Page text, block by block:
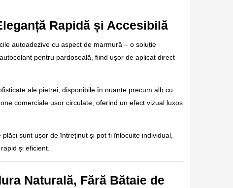
Rapidă și Accesibilă
autoadezive cu aspect de marmură – o soluție
pentru pardoseală, fiind ușor de aplicat direct
ale pietrei, disponibile în nuanțe precum alb cu
comerciale ușor circulate, oferind un efect vizual luxos
sunt ușor de întreținut și pot fi înlocuite individual,
și eficient.
Naturală, Fără Bătaie de